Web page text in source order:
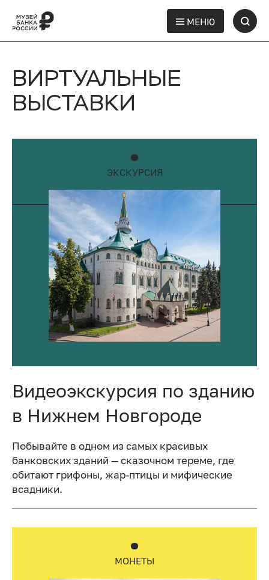
МЕНЮ
ВИРТУАЛЬНЫЕ
ВЫСТАВКИ
ЭКСКУРСИЯ
Видеоэкскурсия по зданию
в Нижнем Новгороде
Побывайте в одном из самых красивых
банковских зданий — сказочном тереме, где
обитают грифоны, жар-птицы и мифические
всадники.
МОНЕТЫ